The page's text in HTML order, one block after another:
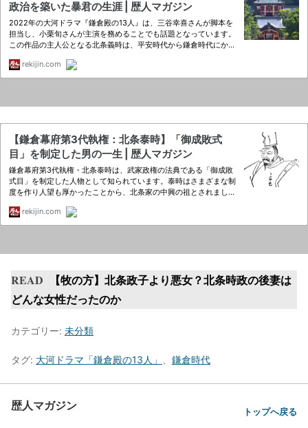
READ
【牧の方】北条政子より悪女？北条時政の後妻は
どんな女性だったのか
カテゴリー: 未分類
タグ: 大河ドラマ「鎌倉殿の13人」 鎌倉時代
歴人マガジン トップへ戻る